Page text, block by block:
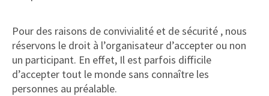
Pour des raisons de convivialité et de sécurité , nous
réservons le droit à l’organisateur d’accepter ou non
un participant. En effet, Il est parfois difficile
d’accepter tout le monde sans connaître les
personnes au préalable.